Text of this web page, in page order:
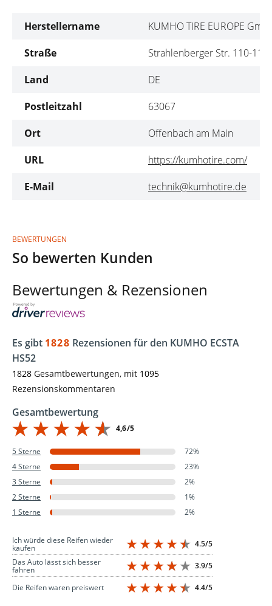
Herstellername
KUMHO TIRE EUROPE
Straße
Strahlenberger Str. 110-112
Land
DE
Postleitzahl
63067
Ort
Offenbach am Main
URL
https://kumhotire.com/
E-Mail
technik@kumhotire.de
BEWERTUNGEN
So bewerten Kunden
Bewertungen & Rezensionen
Es gibt 1828 Rezensionen für den KUMHO ECSTA
HS52
1828 Gesamtbewertungen, mit 1095
Rezensionskommentaren
Gesamtbewertung
4,6/5
5 Sterne
72%
4 Sterne
23%
3 Sterne
2%
2 Sterne
1%
1 Sterne
2%
Ich würde diese Reifen wieder
kaufen
4.5/5
Das Auto lässt sich besser
fahren 3.9/5
Die Reifen waren preiswert 4.4/5